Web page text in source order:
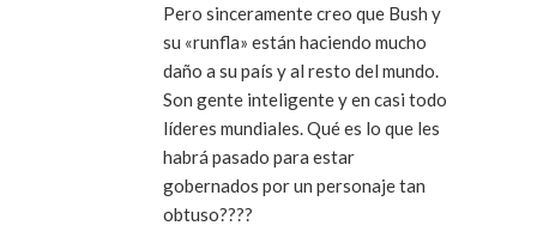
Pero sinceramente creo que Bush y
su «runfla» están haciendo mucho
daño a su país y al resto del mundo.
Son gente inteligente y en casi todo
líderes mundiales. Qué es lo que les
habrá pasado para estar
gobernados por un personaje tan
obtuso????